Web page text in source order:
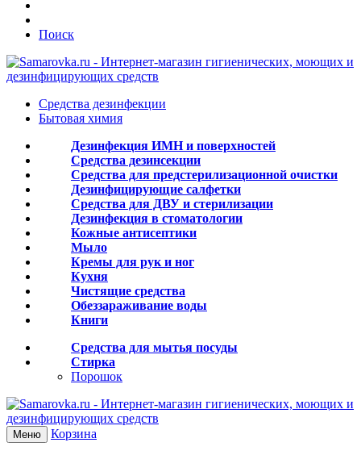
Поиск
Средства дезинфекции
Бытовая химия
Дезинфекция ИМН и поверхностей
Средства дезинсекции
Средства для предстерилизационной очистки
Дезинфицирующие салфетки
Средства для ДВУ и cтерилизации
Дезинфекция в стоматологии
Кожные антисептики
Мыло
Кремы для рук и ног
Кухня
Чистящие средства
Обеззараживание воды
Книги
Средства для мытья посуды
Стирка
Порошок
Меню Корзина